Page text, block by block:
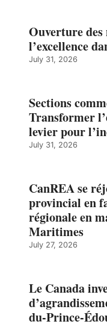
Ouverture
l’excellence
July 31, 2026
Sections
Transformer
levier pour
July 31, 2026
CanREA se
provincial en
régionale en
Maritimes
July 27, 2026
Le Canada
du-Prince-